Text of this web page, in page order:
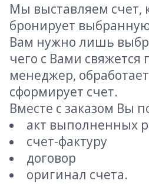
Мы выставляем счет,
бронирует
Вам нужно лишь
чего с Вами
менеджер, обработает
сформирует счет.
Вместе с заказом Вы
акт выполненных
счет-фактуру
договор
оригинал счета.